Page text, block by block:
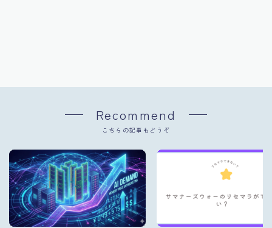
Recommend
こちらの記事もどうぞ